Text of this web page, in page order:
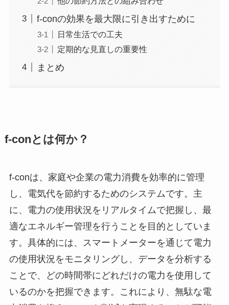
f-conの効果を最大限に引き出すために
日常生活での工夫
定期的な見直しの重要性
まとめ
f-conとは何か？
f-conは、家庭や企業の電力消費を効率的に管理
し、電気代を節約するためのシステムです。主
に、電力の使用状況をリアルタイムで把握し、最
適なエネルギー管理を行うことを目的としていま
す。具体的には、スマートメーターを通じて電力
の使用状況をモニタリングし、データを分析する
ことで、どの時間帯にどれだけの電力を使用して
いるのかを把握できます。これにより、無駄な電